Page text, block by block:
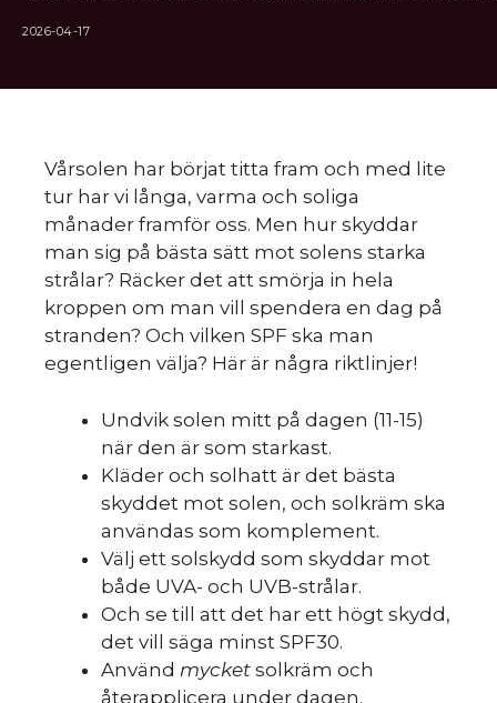
2026-04-17
Vårsolen har börjat titta fram och med lite
tur har vi långa, varma och soliga
månader framför oss. Men hur skyddar
man sig på bästa sätt mot solens starka
strålar? Räcker det att smörja in hela
kroppen om man vill spendera en dag på
stranden? Och vilken SPF ska man
egentligen välja? Här är några riktlinjer!
Undvik solen mitt på dagen (11-15)
när den är som starkast.
Kläder och solhatt är det bästa
skyddet mot solen, och solkräm ska
användas som komplement.
Välj ett solskydd som skyddar mot
både UVA- och UVB-strålar.
Och se till att det har ett högt skydd,
det vill säga minst SPF30.
Använd mycket solkräm och
återapplicera under dagen.